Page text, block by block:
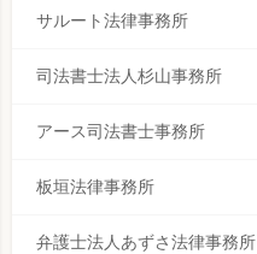
サルート法律事務所
司法書士法人杉山事務所
アース司法書士事務所
板垣法律事務所
弁護士法人あずさ法律事務所